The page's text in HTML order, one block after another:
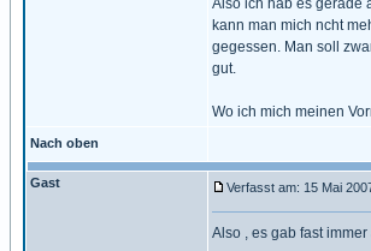
Also ich hab es gerade
kann man mich ncht
gegessen. Man soll
gut.
Wo ich mich meinen
Nach oben
Gast Verfasst am: 15 Mai
Also , es gab fast